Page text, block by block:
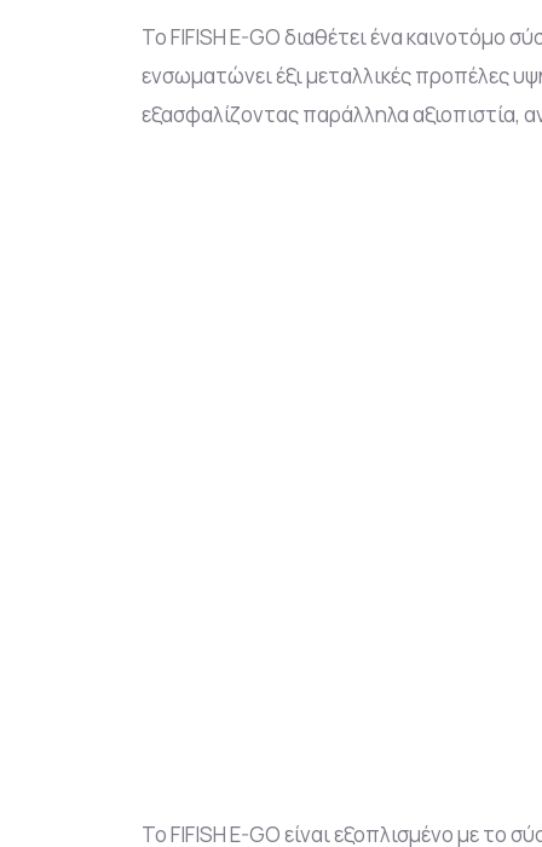
To FIFISH E-GO διαθέτει ένα καινοτόμο
ενσωματώνει έξι μεταλλικές προπέλες
εξασφαλίζοντας παράλληλα
Το FIFISH E-GO είναι εξοπλισμένο με